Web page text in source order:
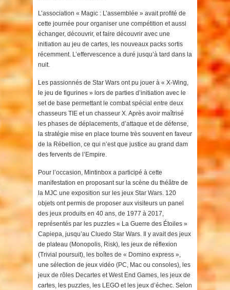
L’association « Magic : L’assemblée » avait profité de
cette journée pour organiser une compétition et aussi
échanger, découvrir, et faire découvrir avec une
initiation au jeu de cartes, les nouveaux packs sortis
récemment. L’effervescence a duré jusqu’à tard dans la
nuit.
Les passionnés de Star Wars ont pu jouer à « X-Wing,
le jeu de figurines » lors de parties d’initiation avec le
set de base permettant le combat spécial entre deux
chasseurs TIE et un chasseur X. Après avoir maîtrisé
les phases de déplacements, d’attaque et de défense,
la stratégie mise en place tourne très souvent en faveur
de la Rébellion, ce qui n’est que justice au grand dam
des fervents de l’Empire.
Pour l’occasion, Mintinbox a participé à cette
manifestation en proposant sur la scène du théâtre de
la MJC une exposition sur les jeux Star Wars. 120
objets ont permis de proposer aux visiteurs un panel
des jeux produits en 40 ans, de 1977 à 2017,
représentés par les puzzles « La Guerre des Étoiles »
Capiepa, jusqu’au Cluedo Star Wars. Il y avait des jeux
de plateau (Monopolis, Risk), les jeux de réflexion
(Trivial poursuit), les boîtes de « Domino express »,
une sélection de jeux vidéo (PC, Mac ou consoles), les
jeux de rôles Decartes et West End Games, les jeux de
cartes, les puzzles, les LEGO et les jeux d’échec. Selon